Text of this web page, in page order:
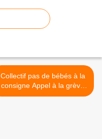
Collectif pas de bébés à la
consigne Appel à la grève
jeudi 3 juin 2021 >